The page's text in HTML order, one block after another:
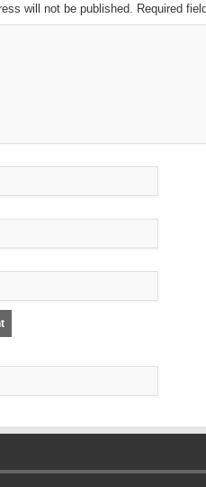
will not be published. Required